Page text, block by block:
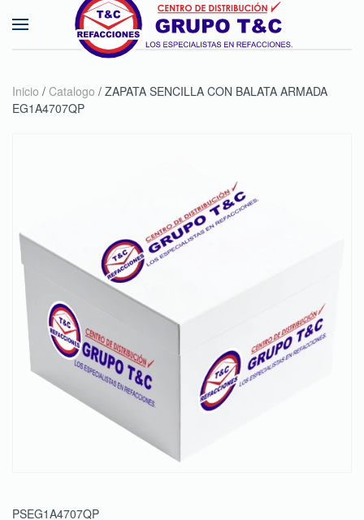
Skip to main content
Inicio / Catalogo / ZAPATA SENCILLA CON BALATA ARMADA
EG1A4707QP
PSEG1A4707QP